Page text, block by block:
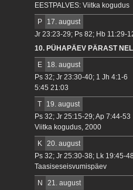
EESTPALVES: Viitka kogudus
P
17. august
Jr 23:23-29; Ps 82; Hb 11:29-
10. PÜHAPÄEV PÄRAST
E
18. august
Ps 32; Jr 23:30-40; 1 Jh 4:1-6
5:45 21:03
T
19. august
Ps 32; Jr 25:15-29; Ap 7:44-53
Viitka kogudus, 2000
K 20. august
Ps 32; Jr 25:30-38; Lk 19:45-48
Taasiseseisvumispäev
N
21. august